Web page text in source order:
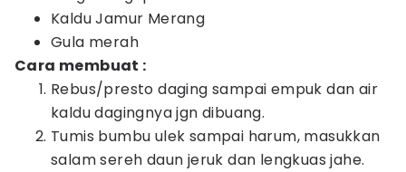
Kaldu Jamur Merang
Gula merah
Cara membuat :
Rebus/presto daging sampai empuk dan air
kaldu dagingnya jgn dibuang.
Tumis bumbu ulek sampai harum, masukkan
salam sereh daun jeruk dan lengkuas jahe.